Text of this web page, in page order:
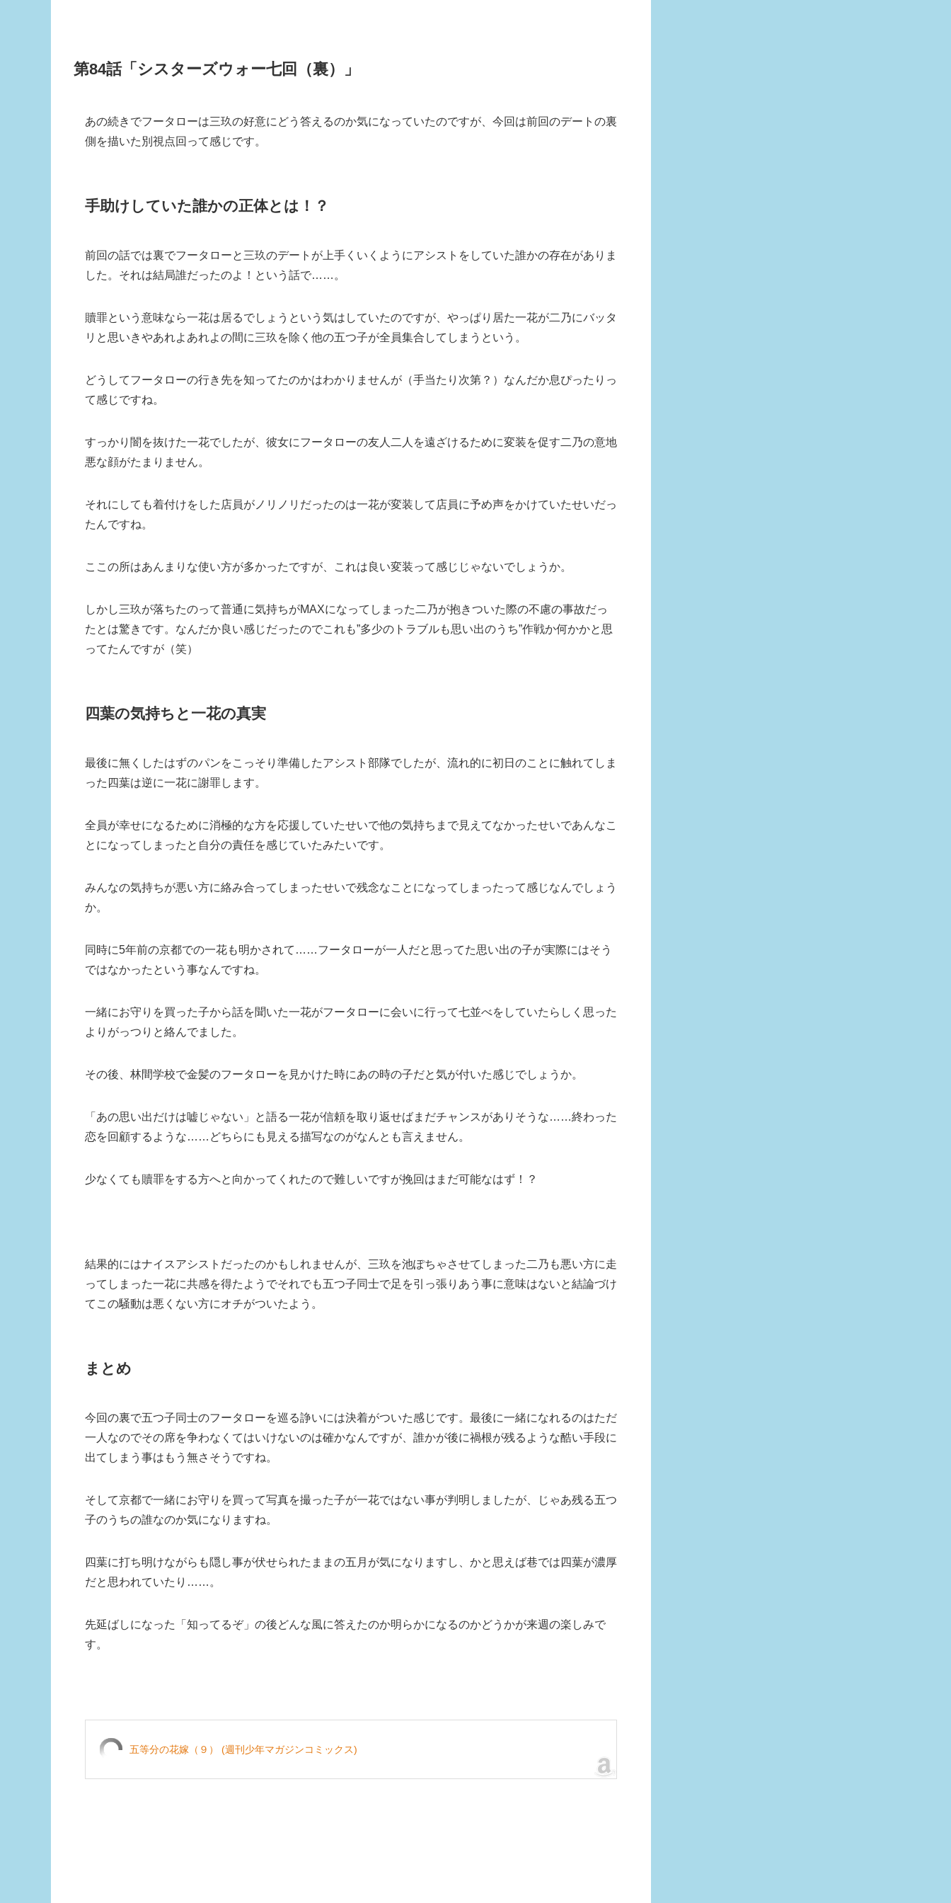
第84話「シスターズウォー七回（裏）」
あの続きでフータローは三玖の好意にどう答えるのか気になっていたのですが、今回は前回のデートの裏
側を描いた別視点回って感じです。
手助けしていた誰かの正体とは！？
前回の話では裏でフータローと三玖のデートが上手くいくようにアシストをしていた誰かの存在がありま
した。それは結局誰だったのよ！という話で……。
贖罪という意味なら一花は居るでしょうという気はしていたのですが、やっぱり居た一花が二乃にバッタ
リと思いきやあれよあれよの間に三玖を除く他の五つ子が全員集合してしまうという。
どうしてフータローの行き先を知ってたのかはわかりませんが（手当たり次第？）なんだか息ぴったりっ
て感じですね。
すっかり闇を抜けた一花でしたが、彼女にフータローの友人二人を遠ざけるために変装を促す二乃の意地
悪な顔がたまりません。
それにしても着付けをした店員がノリノリだったのは一花が変装して店員に予め声をかけていたせいだっ
たんですね。
ここの所はあんまりな使い方が多かったですが、これは良い変装って感じじゃないでしょうか。
しかし三玖が落ちたのって普通に気持ちがMAXになってしまった二乃が抱きついた際の不慮の事故だっ
たとは驚きです。なんだか良い感じだったのでこれも”多少のトラブルも思い出のうち”作戦か何かかと思
ってたんですが（笑）
四葉の気持ちと一花の真実
最後に無くしたはずのパンをこっそり準備したアシスト部隊でしたが、流れ的に初日のことに触れてしま
った四葉は逆に一花に謝罪します。
全員が幸せになるために消極的な方を応援していたせいで他の気持ちまで見えてなかったせいであんなこ
とになってしまったと自分の責任を感じていたみたいです。
みんなの気持ちが悪い方に絡み合ってしまったせいで残念なことになってしまったって感じなんでしょう
か。
同時に5年前の京都での一花も明かされて……フータローが一人だと思ってた思い出の子が実際にはそう
ではなかったという事なんですね。
一緒にお守りを買った子から話を聞いた一花がフータローに会いに行って七並べをしていたらしく思った
よりがっつりと絡んでました。
その後、林間学校で金髪のフータローを見かけた時にあの時の子だと気が付いた感じでしょうか。
「あの思い出だけは嘘じゃない」と語る一花が信頼を取り返せばまだチャンスがありそうな……終わった
恋を回顧するような……どちらにも見える描写なのがなんとも言えません。
少なくても贖罪をする方へと向かってくれたので難しいですが挽回はまだ可能なはず！？
結果的にはナイスアシストだったのかもしれませんが、三玖を池ぽちゃさせてしまった二乃も悪い方に走
ってしまった一花に共感を得たようでそれでも五つ子同士で足を引っ張りあう事に意味はないと結論づけ
てこの騒動は悪くない方にオチがついたよう。
まとめ
今回の裏で五つ子同士のフータローを巡る諍いには決着がついた感じです。最後に一緒になれるのはただ
一人なのでその席を争わなくてはいけないのは確かなんですが、誰かが後に禍根が残るような酷い手段に
出てしまう事はもう無さそうですね。
そして京都で一緒にお守りを買って写真を撮った子が一花ではない事が判明しましたが、じゃあ残る五つ
子のうちの誰なのか気になりますね。
四葉に打ち明けながらも隠し事が伏せられたままの五月が気になりますし、かと思えば巷では四葉が濃厚
だと思われていたり……。
先延ばしになった「知ってるぞ」の後どんな風に答えたのか明らかになるのかどうかが来週の楽しみで
す。
五等分の花嫁（９） (週刊少年マガジンコミックス)